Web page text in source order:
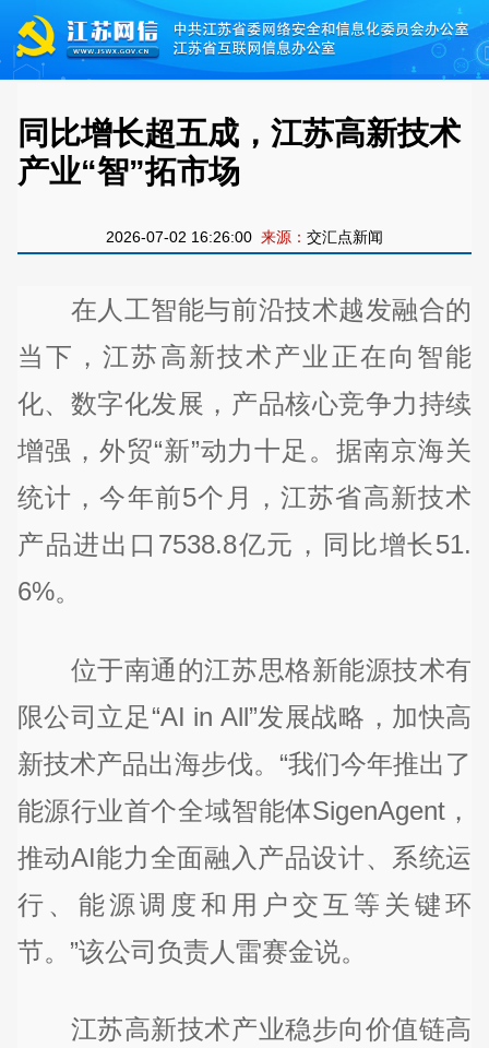
同比增长超五成，江苏高新技术
产业“智”拓市场
2026-07-02 16:26:00 来源： 交汇点新闻
在人工智能与前沿技术越发融合的
当下，江苏高新技术产业正在向智能
化、数字化发展，产品核心竞争力持续
增强，外贸“新”动力十足。据南京海关
统计，今年前5个月，江苏省高新技术
产品进出口7538.8亿元，同比增长51.
6%。
位于南通的江苏思格新能源技术有
限公司立足“AI in All”发展战略，加快高
新技术产品出海步伐。“我们今年推出了
能源行业首个全域智能体SigenAgent，
推动AI能力全面融入产品设计、系统运
行、能源调度和用户交互等关键环
节。”该公司负责人雷赛金说。
江苏高新技术产业稳步向价值链高